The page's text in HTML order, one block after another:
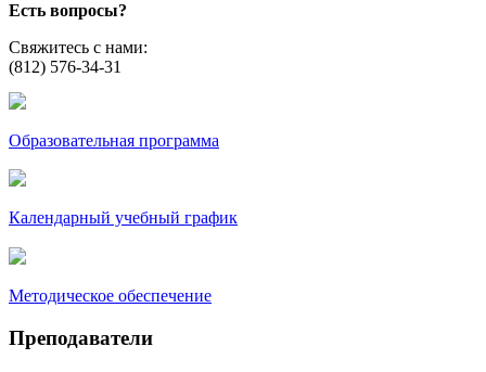
Есть вопросы?
Свяжитесь с нами:
(812) 576-34-31
Образовательная программа
Календарный учебный график
Методическое обеспечение
Преподаватели